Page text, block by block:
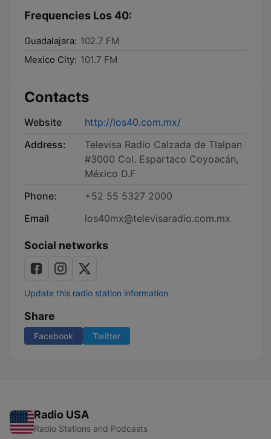
Frequencies Los 40:
Guadalajara: 102.7 FM
Mexico City: 101.7 FM
Contacts
Website
http://los40.com.mx/
Address:
Televisa Radio Calzada de Tlalpan
#3000 Col. Espartaco Coyoacán,
México D.F
Phone:
+52 55 5327 2000
Email
los40mx@televisaradio.com.mx
Social networks
Update this radio station information
Share
Facebook Twitter
Radio USA
Radio Stations and Podcasts